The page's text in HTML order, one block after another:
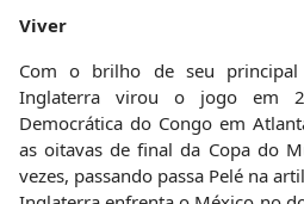
Viver
Com o brilho de seu
Inglaterra virou o jogo em
Democrática do Congo em
as oitavas de final da Copa do
vezes, passando passa Pelé na